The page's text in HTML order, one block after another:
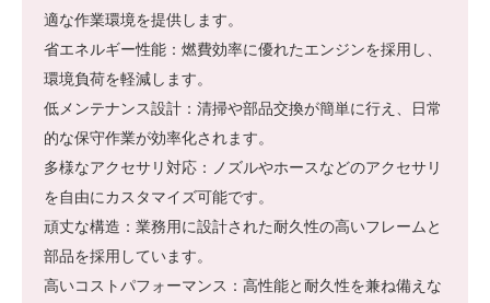
適な作業環境を提供します。
省エネルギー性能：燃費効率に優れたエンジンを採用し、
環境負荷を軽減します。
低メンテナンス設計：清掃や部品交換が簡単に行え、日常
的な保守作業が効率化されます。
多様なアクセサリ対応：ノズルやホースなどのアクセサリ
を自由にカスタマイズ可能です。
頑丈な構造：業務用に設計された耐久性の高いフレームと
部品を採用しています。
高いコストパフォーマンス：高性能と耐久性を兼ね備えな